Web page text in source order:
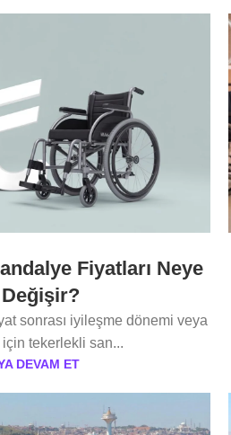
Fiyatları Neye
sonrası iyileşme dönemi veya
tekerlekli san...
DEVAM ET